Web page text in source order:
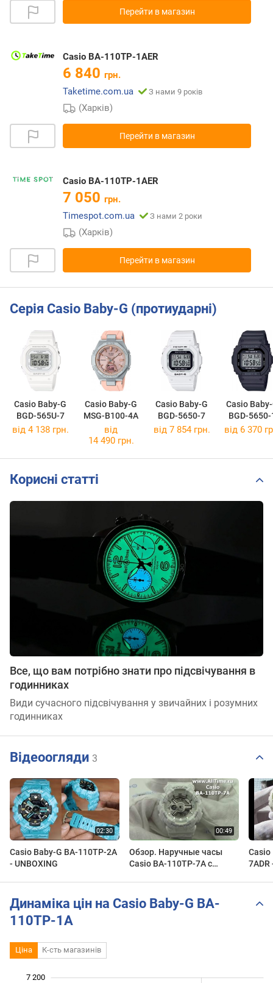
Перейти в магазин
Casio BA-110TP-1AER
6 840 грн.
Taketime.com.ua
З нами 9 років
(Харків)
Перейти в магазин
Casio BA-110TP-1AER
7 050 грн.
Timespot.com.ua
З нами 2 роки
(Харків)
Перейти в магазин
Серія Casio Baby-G (протиударні)
Casio Baby-G
BGD-565U-7
Casio Baby-G
MSG-B100-4A
Casio Baby-G
BGD-5650-7
Casio
BGD-5650-
від 4 138 грн.
від
14 490 грн.
від 7 854 грн. від 6 370
Корисні статті
Все, що вам потрібно знати про підсвічування в
годинниках
Види сучасного підсвічування у звичайних і розумних
годинниках
Відеоогляди 3
Casio Baby-G BA-110TP-2A
- UNBOXING
Обзор. Наручные часы
Casio BA-110TP-7A с
Casio
7ADR
Динаміка цін на Casio Baby-G BA-
110TP-1A
Ціна К-сть магазинів
7 200